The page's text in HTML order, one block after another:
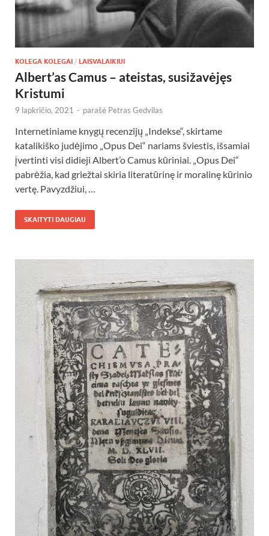
KOLEGA KOLEGAI / LAISVALAIKIUI
Albert’as Camus – ateistas, susižavėjęs
Kristumi
9 lapkričio, 2021 - parašė Petras Gedvilas
Internetiniame knygų recenzijų „Indekse“, skirtame
katalikiško judėjimo „Opus Dei“ nariams šviestis, išsamiai
įvertinti visi didieji Albert’o Camus kūriniai. „Opus Dei“
pabrėžia, kad griežtai skiria literatūrinę ir moralinę kūrinio
vertę. Pavyzdžiui, …
SKAITYTI DAUGIAU